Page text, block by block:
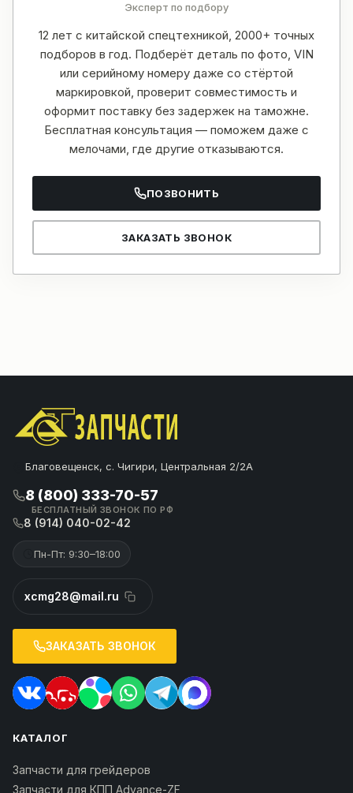
Эксперт по подбору
12 лет с китайской спецтехникой, 2000+ точных
подборов в год. Подберёт деталь по фото, VIN
или серийному номеру даже со стёртой
маркировкой, проверит совместимость и
оформит поставку без задержек на таможне.
Бесплатная консультация — поможем даже с
мелочами, где другие отказываются.
ПОЗВОНИТЬ
ЗАКАЗАТЬ ЗВОНОК
Благовещенск, с. Чигири, Центральная 2/2А
8 (800) 333-70-57
БЕСПЛАТНЫЙ ЗВОНОК ПО РФ
8 (914) 040-02-42
Пн-Пт: 9:30–18:00
xcmg28@mail.ru
ЗАКАЗАТЬ ЗВОНОК
КАТАЛОГ
Запчасти для грейдеров
Запчасти для КПП Advance-ZF